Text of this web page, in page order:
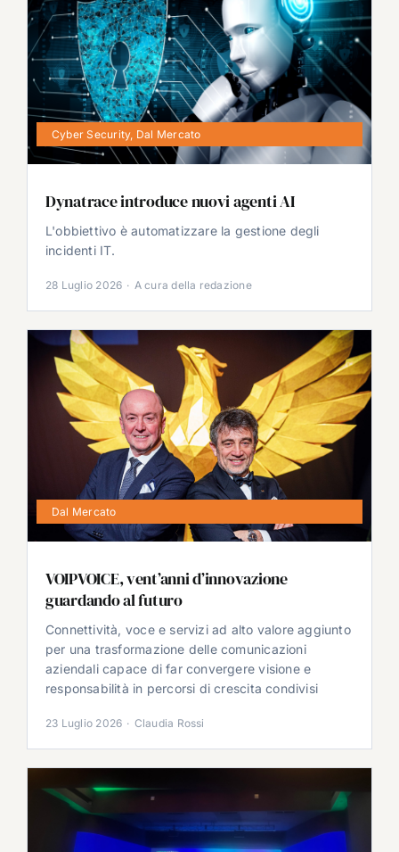
Cyber Security, Dal Mercato
Dynatrace introduce nuovi agenti AI
L'obbiettivo è automatizzare la gestione degli
incidenti IT.
28 Luglio 2026 · A cura della redazione
Dal Mercato
VOIPVOICE, vent’anni d’innovazione
guardando al futuro
Connettività, voce e servizi ad alto valore aggiunto
per una trasformazione delle comunicazioni
aziendali capace di far convergere visione e
responsabilità in percorsi di crescita condivisi
23 Luglio 2026 · Claudia Rossi